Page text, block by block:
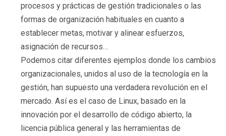
procesos y prácticas de gestión tradicionales o las
formas de organización habituales en cuanto a
establecer metas, motivar y alinear esfuerzos,
asignación de recursos…
Podemos citar diferentes ejemplos donde los cambios
organizacionales, unidos al uso de la tecnología en la
gestión, han supuesto una verdadera revolución en el
mercado. Así es el caso de Linux, basado en la
innovación por el desarrollo de código abierto, la
licencia pública general y las herramientas de